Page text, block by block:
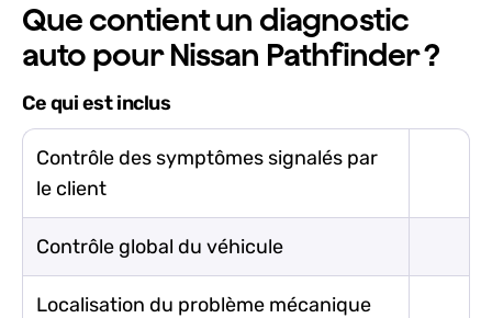
Que contient un diagnostic
auto pour Nissan Pathfinder ?
Ce qui est inclus
Contrôle des symptômes signalés par
le client
Contrôle global du véhicule
Localisation du problème mécanique